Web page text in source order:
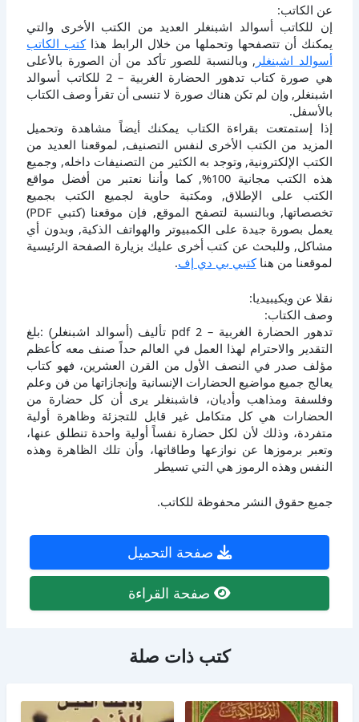
عن الكاتب:
إن للكاتب أسوالد اشبنغلر العديد من الكتب الأخرى والتي
يمكنك أن تتصفحها وتحملها من خلال الرابط هذاكتب الكاتب
أسوالد اشبنغلر , وبالنسبة للصور تأكد من أن الصورة بالأعلى
هي صورة كتاب تدهور الحضارة الغربية – 2 للكاتب أسوالد
اشبنغلر, وإن لم تكن هناك صورة لا تنسى أن تقرأ وصف الكتاب
بالأسفل.
إذا إستمتعت بقراءة الكتاب يمكنك أيضاً مشاهدة وتحميل
المزيد من الكتب الأخرى لنفس التصنيف, لموقعنا العديد من
الكتب الإلكترونية, وتوجد به الكثير من التصنيفات داخله, وجميع
هذه الكتب مجانية 100%, كما وأننا نعتبر من أفضل مواقع
الكتب على الإطلاق, ومكتبة حاوية لجميع الكتب بجميع
تخصصاتها, وبالنسبة لتصفح الموقع, فإن موقعنا (كتبي PDF)
يعمل بصورة جيدة على الكمبيوتر والهواتف الذكية, وبدون أي
مشاكل, وللبحث عن كتب أخرى عليك بزيارة الصفحة الرئيسية
لموقعنا من هناكتبي بي دي إف.
نقلا عن ويكيبيديا:
وصف الكتاب:
تدهور الحضارة الغربية – 2 pdf تأليف (أسوالد اشبنغلر) :بلغ
التقدير والاحترام لهذا العمل في العالم حداً صنف معه كأعظم
مؤلف صدر في النصف الأول من القرن العشرين، فهو كتاب
يعالج جميع مواضيع الحضارات الإنسانية وإنجازاتها من فن وعلم
وفلسفة ومذاهب وأديان، فاشبنغلر يرى أن كل حضارة من
الحضارات هي كل متكامل غير قابل للتجزئة وظاهرة أولية
متفردة، وذلك لأن لكل حضارة نفساً أولية واحدة تنطلق عنها،
وتعبر برموزها عن نوازعها وطاقاتها، وأن تلك الظاهرة وهذه
النفس وهذه الرموز هي التي تسيطر
جميع حقوق النشر محفوظة للكاتب.
صفحة التحميل
صفحة القراءة
كتب ذات صلة